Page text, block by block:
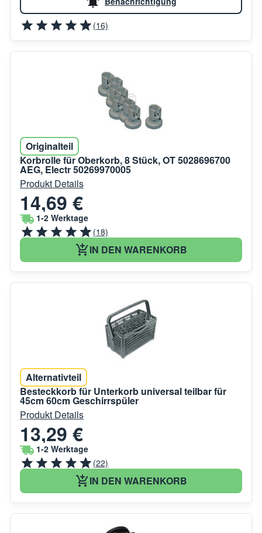
(16)
Originalteil
Korbrolle für Oberkorb, 8 Stück, OT 5028696700
AEG, Electr 50269970005
Produkt Details
14,69 €
1-2 Werktage
(18)
IN DEN WARENKORB
Alternativteil
Besteckkorb für Unterkorb universal teilbar für
45cm 60cm Geschirrspüler
Produkt Details
13,29 €
1-2 Werktage
(22)
IN DEN WARENKORB